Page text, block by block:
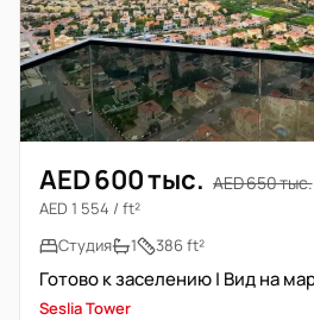
AED 600 тыс. AED 650 тыс.
AED 1 554 / ft²
Студия
1 386 ft²
Seslia Tower